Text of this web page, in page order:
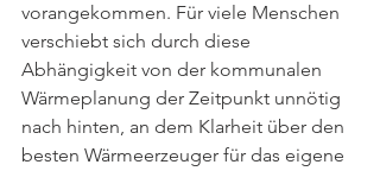
vorangekommen. Für viele Menschen
verschiebt sich durch diese
Abhängigkeit von der kommunalen
Wärmeplanung der Zeitpunkt unnötig
nach hinten, an dem Klarheit über den
besten Wärmeerzeuger für das eigene